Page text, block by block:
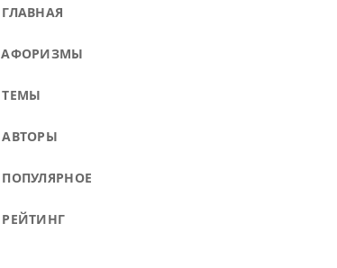
ГЛАВНАЯ
АФОРИЗМЫ
ТЕМЫ
АВТОРЫ
ПОПУЛЯРНОЕ
РЕЙТИНГ